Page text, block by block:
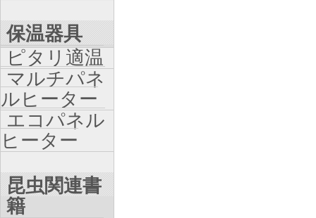
保温器具
ピタリ適温
マルチパネ
ルヒーター
エコパネル
ヒーター
昆虫関連書
籍